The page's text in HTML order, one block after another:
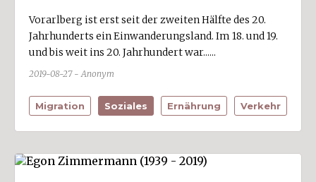
Vorarlberg ist erst seit der zweiten Hälfte des 20.
Jahrhunderts ein Einwanderungsland. Im 18. und 19.
und bis weit ins 20. Jahrhundert war......
2019-08-27 - Anonym
Migration Soziales Ernährung Verkehr